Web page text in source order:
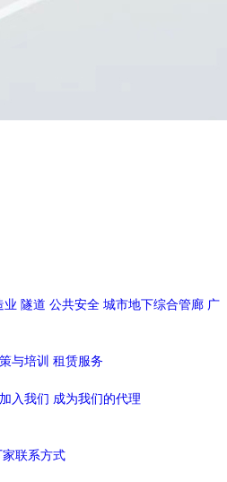
业 隧道 公共安全 城市地下综合管廊 广
与培训 租赁服务
加入我们 成为我们的代理